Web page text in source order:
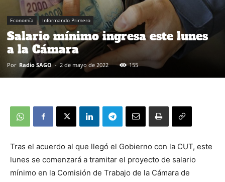
Economía Informando Primero
Salario mínimo ingresa este lunes
a la Cámara
Por Radio SAGO - 2 de mayo de 2022 155
Tras el acuerdo al que llegó el Gobierno con la CUT, este
lunes se comenzará a tramitar el proyecto de salario
mínimo en la Comisión de Trabajo de la Cámara de